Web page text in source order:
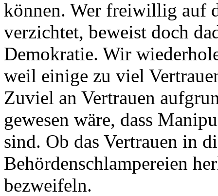
können. Wer freiwillig auf
verzichtet, beweist doch
Demokratie. Wir
weil einige zu viel
Zuviel an Vertrauen
gewesen wäre, dass
sind. Ob das Vertrauen in
Behördenschlampereien
bezweifeln.